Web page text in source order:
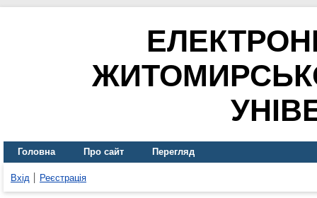
Головна Про сайт Перегляд
Вхід Реєстрація